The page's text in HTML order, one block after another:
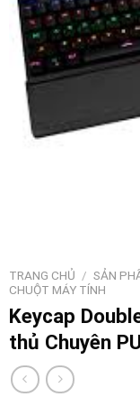
TRANG CHỦ / SẢN
CHUỘT MÁY TÍNH
Keycap
thủ Chuyên